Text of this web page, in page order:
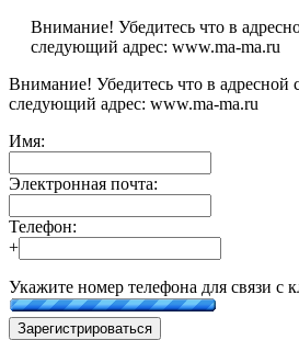
Внимание! Убедитесь что в
следующий адрес: www.ma-ma.ru
Внимание! Убедитесь что в адресной
следующий адрес: www.ma-ma.ru
Имя:
Электронная почта:
Телефон:
+
Укажите номер телефона для связи с
Зарегистрироваться